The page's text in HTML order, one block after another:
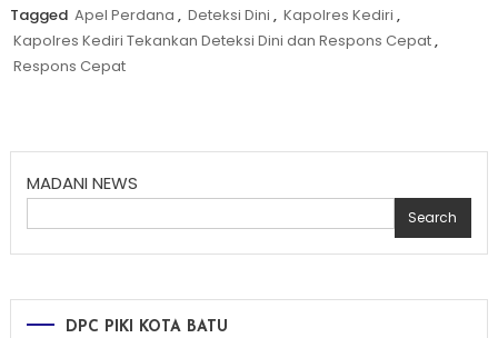
Tagged Apel Perdana , Deteksi Dini , Kapolres Kediri ,
Kapolres Kediri Tekankan Deteksi Dini dan Respons Cepat,
Respons Cepat
MADANI NEWS
Search
DPC PIKI KOTA BATU